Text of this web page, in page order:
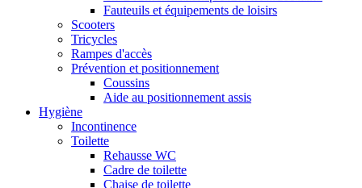
Fauteuils et équipements de loisirs
Scooters
Tricycles
Rampes d'accès
Prévention et positionnement
Coussins
Aide au positionnement assis
Hygiène
Incontinence
Toilette
Rehausse WC
Cadre de toilette
Chaise de toilette